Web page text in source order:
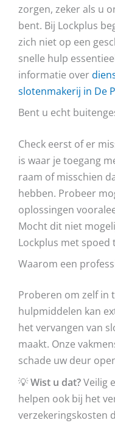
zorgen, zeker als u
bent. Bij Lockplus
zich niet op een
snelle hulp
informatie over
slotenmakerij in De
Bent u echt
Check eerst of er
is waar je toegang
raam of misschien
hebben. Probeer
oplossingen
Mocht dit niet
Lockplus met spoed
Waarom een
Proberen om zelf in
hulpmiddelen kan
het vervangen van
maakt. Onze
schade uw deur
💡Wist u dat?Veilig
helpen ook bij het
verzekeringskosten